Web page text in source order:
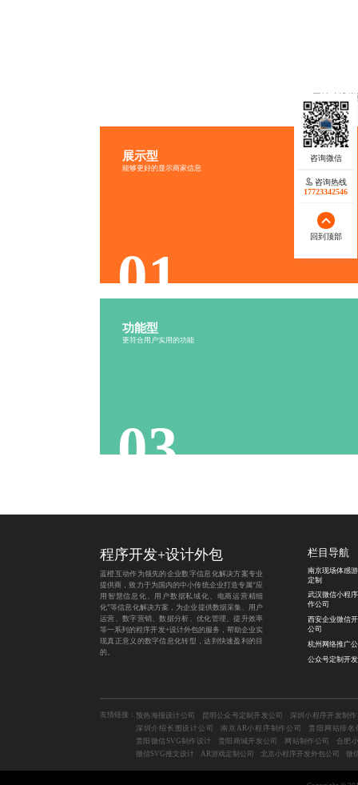
网站建设
展示型
能够更好的显示商家信息
视觉精美
01
功能型
更符合用户实用的功能
03
咨询热线
17723342546
回到顶部
程序开发+设计外包
蓝橙互动作为领先的企业数字信息化解决方案专业
提供商，致力于为国内的中小传统企业打造专属“应
用智慧信息化、用户数据私域化、电商运营精细
化”等信息化解决方案，为企业提供数据采集、用户
运营、数字营销、数据分析、优化管理、提升效率
等一系列的程序开发+设计外包的服务，帮助企业实
现真正意义的数字信息化转型，达到快速盈利的目
的。
栏目导航
南京现场体感
定制
武汉微信小程
作公司
西安企业微信
公司
杭州网络推广
公众号定制开发
友情链接： 预热海报设计公司 昆明公众号定制开发公司
深圳小程序开发制作
深圳介绍长图设计公司
南京AR小程序制作公司
贵阳网站排名
贵阳微信SVG制作设计
贵阳商城开发公司 网站制作公司
合肥
微信SVG推文设计
AR游戏定制公司 北京小程序开发外包公司 微